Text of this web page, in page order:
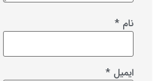
نام *
ایمیل *